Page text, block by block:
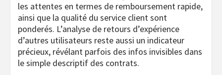
les attentes en termes de remboursement rapide,
ainsi que la qualité du service client sont
ponderés. L’analyse de retours d’expérience
d’autres utilisateurs reste aussi un indicateur
précieux, révélant parfois des infos invisibles dans
le simple descriptif des contrats.